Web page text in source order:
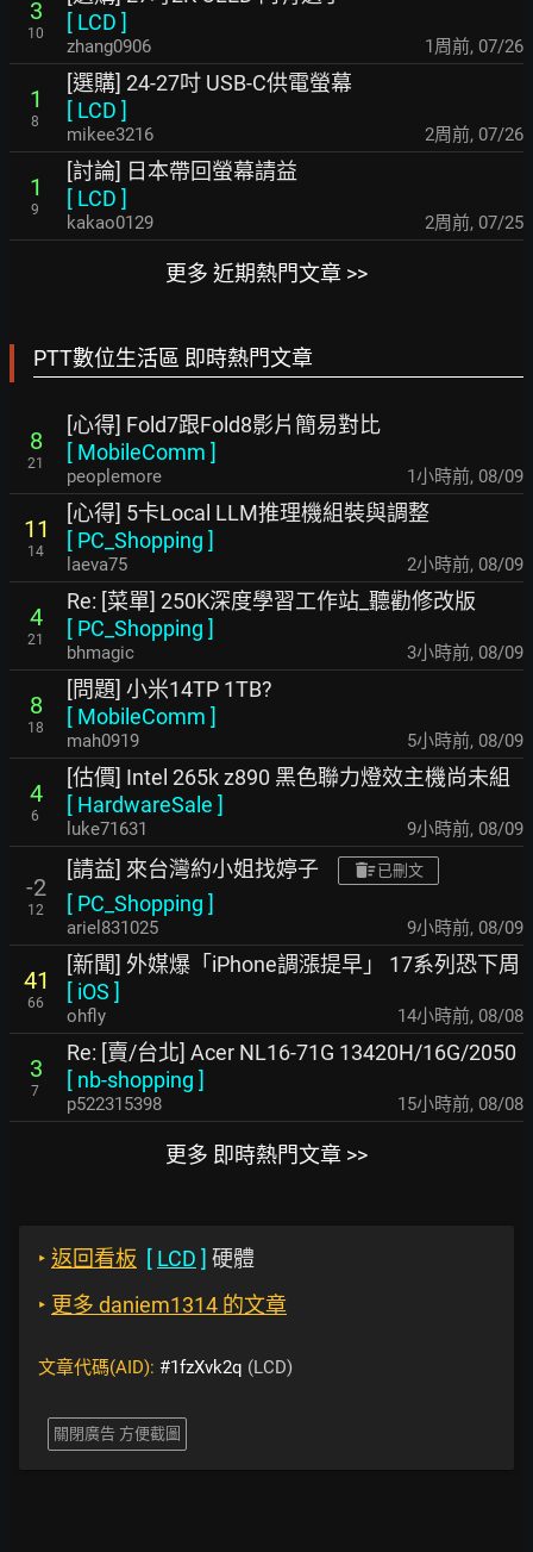
3
10
[ LCD ]
zhang0906 1周前, 07/26
1
8
[選購] 24-27吋 USB-C供電螢幕
[ LCD ]
mikee3216 2周前, 07/26
1
9
[討論] 日本帶回螢幕請益
[ LCD ]
kakao0129 2周前, 07/25
更多 近期熱門文章 >>
PTT數位生活區 即時熱門文章
8
21
[心得] Fold7跟Fold8影片簡易對比
[ MobileComm ]
peoplemore 1小時前, 08/09
11
14
[心得] 5卡Local LLM推理機組裝與調整
[ PC_Shopping ]
laeva75 2小時前, 08/09
4
21
Re: [菜單] 250K深度學習工作站_聽勸修改版
[ PC_Shopping ]
bhmagic 3小時前, 08/09
8
18
[問題] 小米14TP 1TB?
[ MobileComm ]
mah0919 5小時前, 08/09
4
6
[估價] Intel 265k z890 黑色聯力燈效主機尚未組
[ HardwareSale ]
luke71631 9小時前, 08/09
-2
12
[請益] 來台灣約小姐找婷子 已刪文
[ PC_Shopping ]
ariel831025 9小時前, 08/09
41
66
[新聞] 外媒爆「iPhone調漲提早」 17系列恐下周
[ iOS ]
ohfly 14小時前, 08/08
3
7
Re: [賣/台北] Acer NL16-71G 13420H/16G/2050
[ nb-shopping ]
p522315398 15小時前, 08/08
更多 即時熱門文章 >>
‣ 返回看板 [ LCD ] 硬體
‣ 更多 daniem1314 的文章
文章代碼(AID): #1fzXvk2q (LCD)
關閉廣告 方便截圖